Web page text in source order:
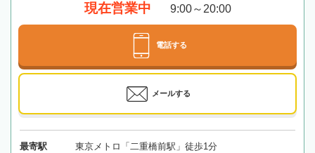
現在営業中 9:00～20:00
電話する
メールする
最寄駅 東京メトロ「二重橋前駅」徒歩1分